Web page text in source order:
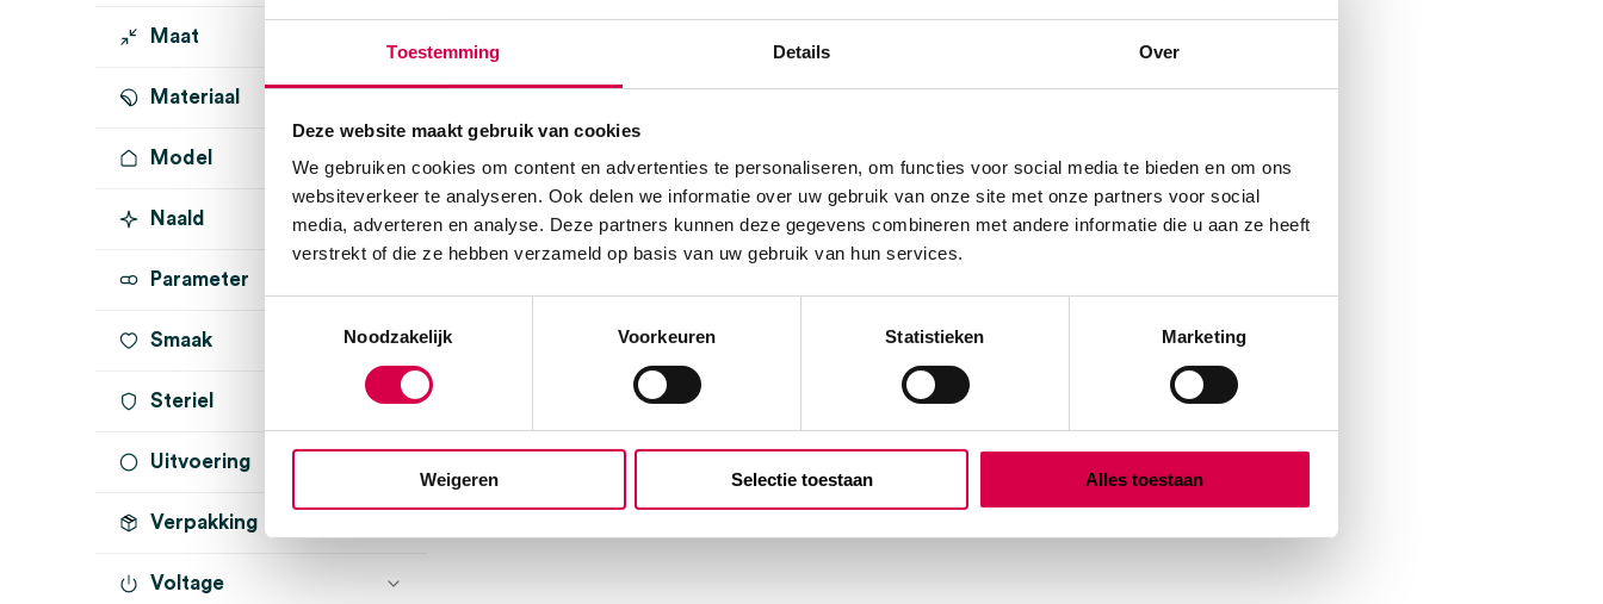
Toestemming Details Over
Deze website maakt gebruik van cookies
We gebruiken cookies om content en advertenties te personaliseren, om functies voor social media te bieden en om ons
websiteverkeer te analyseren. Ook delen we informatie over uw gebruik van onze site met onze partners voor social
media, adverteren en analyse. Deze partners kunnen deze gegevens combineren met andere informatie die u aan ze heeft
verstrekt of die ze hebben verzameld op basis van uw gebruik van hun services.
Noodzakelijk
Voorkeuren Statistieken Marketing
Weigeren Selectie toestaan Alles toestaan
Maat
Materiaal
Model
Naald
30G x ½" (3)
Parameter
Smaak
Steriel
steriel (2)
Uitvoering
lidocaïne (2)
Verpakking
Voltage